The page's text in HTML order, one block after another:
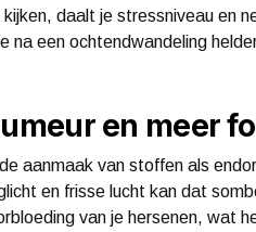
daalt je stressniveau en
na een ochtendwandeling
en meer
aanmaak van stoffen als
en frisse lucht kan dat
van je hersenen, wat